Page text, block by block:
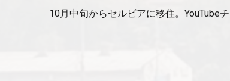
10月中旬からセルビアに移住。YouTube